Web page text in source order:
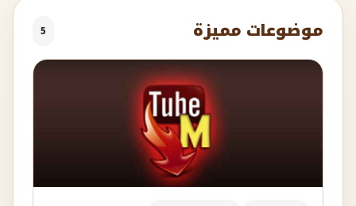
موضوعات مميزة 5